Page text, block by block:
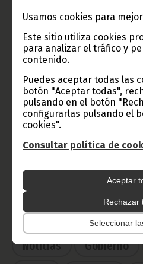
Usamos cookies para
Este sitio utiliza cookies
para analizar el tráfico y
contenido.
Puedes aceptar todas las
botón "Aceptar todas",
pulsando en el botón
configurarlas pulsando el
cookies".
Consultar política de
Aceptar
Rechazar
Seleccionar
Información de
TVGE
Radio Nacional
Haz click aquí para
Noticias Gobierno